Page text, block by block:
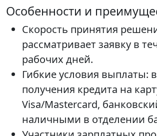
Особенности и
Скорость принятия
рассматривает заявку в
рабочих дней.
Гибкие условия выплаты:
получения кредита на
Visa/Mastercard,
наличными в отделении